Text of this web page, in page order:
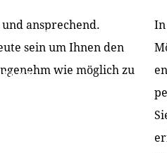
PARTNER &
ansprechend.
sein um Ihnen den
wie möglich zu
In